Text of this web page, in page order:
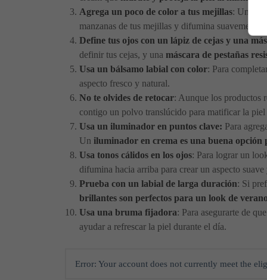
Agrega un poco de color a tus mejillas: Un
manzanas de tus mejillas y difumina suavemente
Define tus ojos con un lápiz de cejas y una
definir tus cejas, y una máscara de pestañas
Usa un bálsamo labial con color: Para
aspecto fresco y natural.
No te olvides de retocar: Aunque los productos
contigo un polvo translúcido para matificar la
Usa un iluminador en puntos clave: Para
Un iluminador en crema es una buena
Usa tonos cálidos en los ojos: Para lograr un
difumina hacia arriba para crear un aspecto suave
Prueba con un labial de larga duración: Si
brillantes son perfectos para un look de
Usa una bruma fijadora: Para asegurarte de
ayudar a refrescar la piel durante el día.
Error: Your account does not currently meet the